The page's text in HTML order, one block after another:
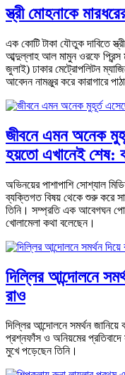
স্ত্রী মোহনাকে
এক কোটি টাকা যৌতুক দাবিতে
আব্দুল্লাহ আল মামুন ওরফে প্রিন্স
জুলাই) ঢাকার মেট্রোপলিটন
আবেদন নামঞ্জুর করে কারাগারে
জীবনে এমন অনেক
হয়তো এখানেই শেষ:
অভিনয়ের পাশাপাশি সোশ্যাল
ব্যক্তিগত বিষয় থেকে শুরু করে
তিনি। সম্প্রতি এক আবেগঘন
খোলামেলা কথা বলেছেন।
দিল্লির আন্দোলনে
রাও
দিল্লির আন্দোলনে সমর্থন জানিয়ে
প্রশ্নফাঁস ও অনিয়মের প্রতিবাদে
মুখে পড়েছেন তিনি।